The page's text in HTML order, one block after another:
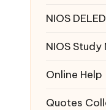
NIOS DELED
NIOS
Online Help
Quotes